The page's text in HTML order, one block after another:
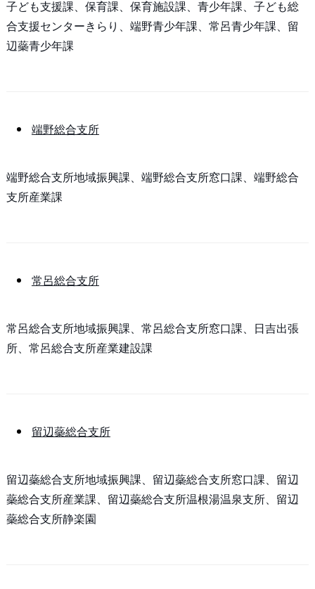
子ども支援課、保育課、保育施設課、青少年課、子ども総
合支援センターきらり、端野青少年課、常呂青少年課、留
辺蘂青少年課
端野総合支所
端野総合支所地域振興課、端野総合支所窓口課、端野総合
支所産業課
常呂総合支所
常呂総合支所地域振興課、常呂総合支所窓口課、日吉出張
所、常呂総合支所産業建設課
留辺蘂総合支所
留辺蘂総合支所地域振興課、留辺蘂総合支所窓口課、留辺
蘂総合支所産業課、留辺蘂総合支所温根湯温泉支所、留辺
蘂総合支所静楽園